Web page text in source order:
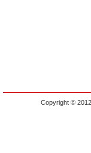
Copyright ©